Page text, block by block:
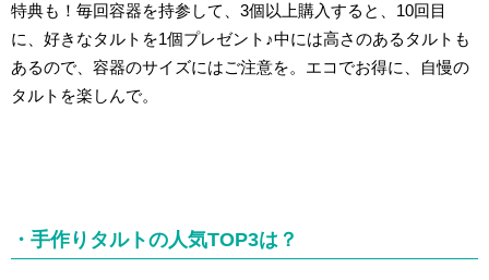
特典も！毎回容器を持参して、3個以上購入すると、10回目
に、好きなタルトを1個プレゼント♪中には高さのあるタルトも
あるので、容器のサイズにはご注意を。エコでお得に、自慢の
タルトを楽しんで。
・手作りタルトの人気TOP3は？